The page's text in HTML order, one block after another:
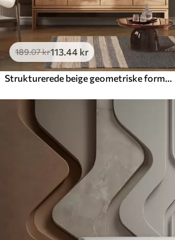
189.07kr113 .44 kr